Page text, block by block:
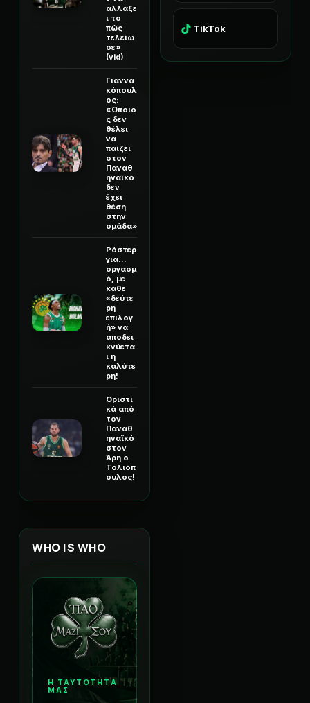
αλλάξε
ι το
πώς
τελείω
σε»
(vid)
Γιαννα
κόπουλ
ος:
«Όποιο
ς δεν
θέλει
να
παίζει
στον
Παναθ
ηναϊκό
δεν
έχει
θέση
στην
ομάδα»
Ρόστερ
για...
οργασμ
ό, με
κάθε
«δεύτε
ρη
επιλογ
ή» να
αποδει
κνύετα
ι η
καλύτε
ρη!
Οριστι
κά από
τον
Παναθ
ηναϊκό
στον
Άρη ο
Τολιόπ
ουλος!
TikTok
WHO IS WHO
Η ΤΑΥΤΟΤΗΤΑ
ΜΑΣ